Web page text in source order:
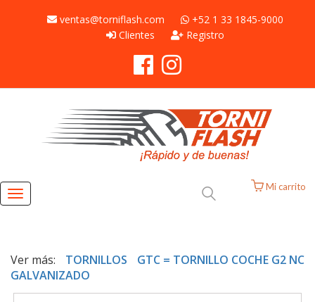
ventas@torniflash.com
+52 1 33 1845-9000
Clientes
Registro
Toggle
Mi carrito
Ver más: TORNILLOS
GTC = TORNILLO COCHE G2 NC
GALVANIZADO